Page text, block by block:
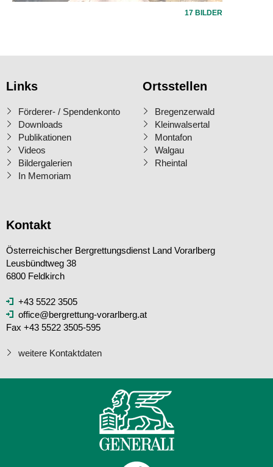
17 BILDER
Links
Förderer- / Spendenkonto
Downloads
Publikationen
Videos
Bildergalerien
In Memoriam
Ortsstellen
Bregenzerwald
Kleinwalsertal
Montafon
Walgau
Rheintal
Kontakt
Österreichischer Bergrettungsdienst Land Vorarlberg
Leusbündtweg 38
6800 Feldkirch
+43 5522 3505
office@bergrettung-vorarlberg.at
Fax +43 5522 3505-595
weitere Kontaktdaten